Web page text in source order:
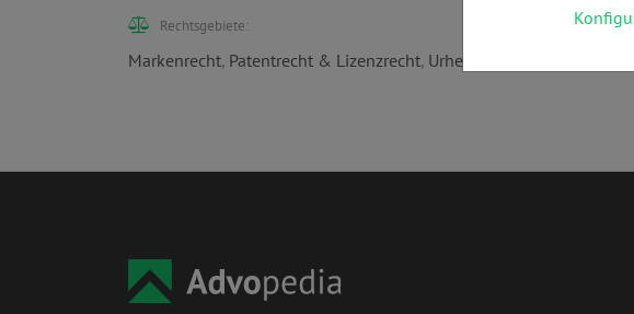
Rechtsgebiete:
Markenrecht, Patentrecht & Lizenzrecht, Urheber- & Medienrecht